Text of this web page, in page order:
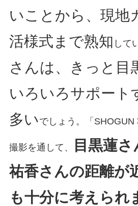
いことから、現地
活様式まで熟知 して
さんは、きっと目
いろいろサポート
多いでしょう。「
撮影を通して、
目黒蓮
祐香さんの距離が
も十分に考えられ